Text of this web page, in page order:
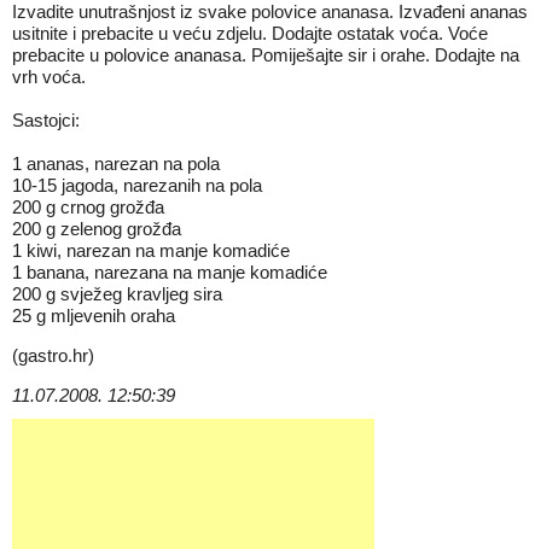
Izvadite unutrašnjost iz svake polovice ananasa. Izvađeni ananas
usitnite i prebacite u veću zdjelu. Dodajte ostatak voća. Voće
prebacite u polovice ananasa. Pomiješajte sir i orahe. Dodajte na
vrh voća.
Sastojci:
1 ananas, narezan na pola
10-15 jagoda, narezanih na pola
200 g crnog grožđa
200 g zelenog grožđa
1 kiwi, narezan na manje komadiće
1 banana, narezana na manje komadiće
200 g svježeg kravljeg sira
25 g mljevenih oraha
(gastro.hr)
11.07.2008. 12:50:39